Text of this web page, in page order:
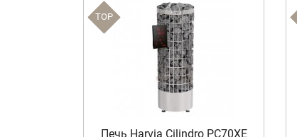
TOP
Печь Harvia Cilindro PC70XE